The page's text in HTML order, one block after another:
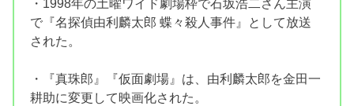
・1998年の土曜ワイド劇場枠で石坂浩二さん主演
で『名探偵由利麟太郎 蝶々殺人事件』として放送
された。
・『真珠郎』『仮面劇場』は、由利麟太郎を金田一
耕助に変更して映画化された。